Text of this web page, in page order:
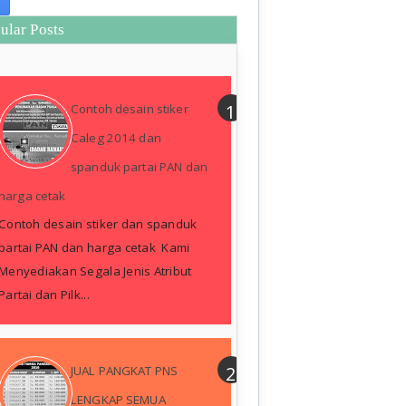
Posts
Contoh desain stiker
Caleg 2014 dan
spanduk partai PAN dan
cetak
desain stiker dan spanduk
PAN dan harga cetak Kami
Segala Jenis Atribut
dan Pilk...
JUAL PANGKAT PNS
LENGKAP SEMUA